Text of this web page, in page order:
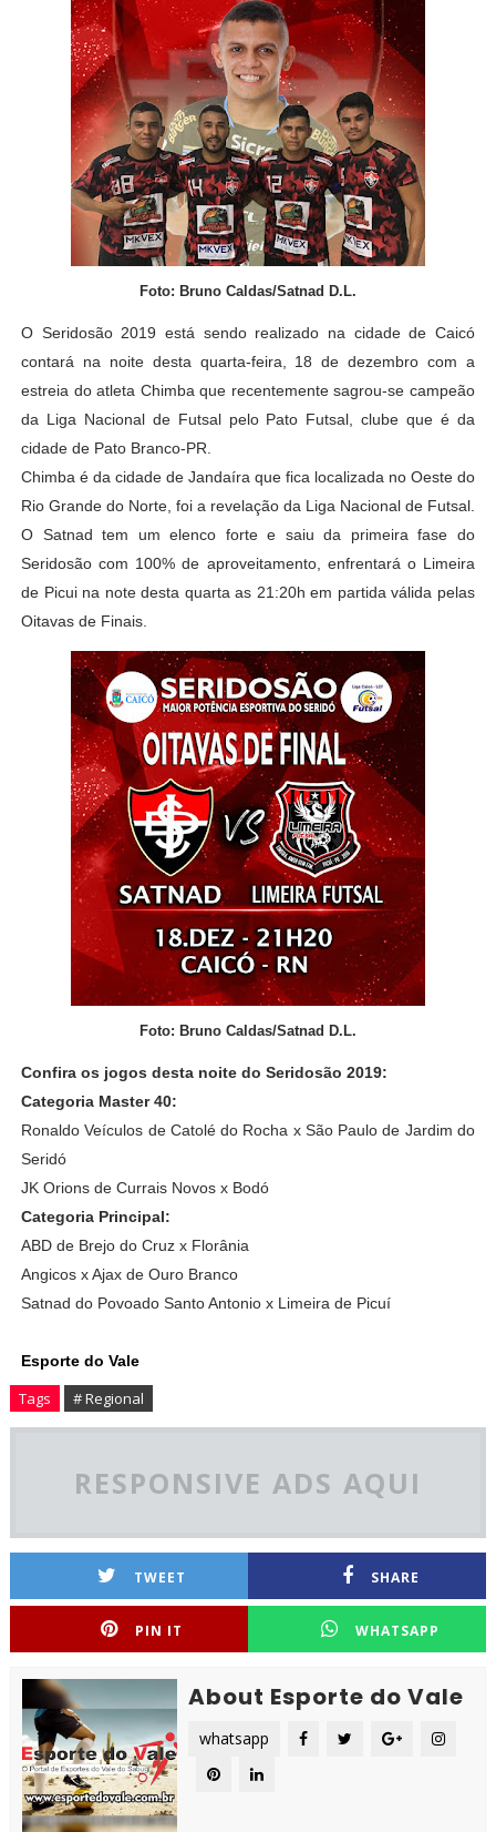
Foto: Bruno Caldas/Satnad D.L.
O Seridosão 2019 está sendo realizado na cidade de Caicó
contará na noite desta quarta-feira, 18 de dezembro com a
estreia do atleta Chimba que recentemente sagrou-se campeão
da Liga Nacional de Futsal pelo Pato Futsal, clube que é da
cidade de Pato Branco-PR.
Chimba é da cidade de Jandaíra que fica localizada no Oeste do
Rio Grande do Norte, foi a revelação da Liga Nacional de Futsal.
O Satnad tem um elenco forte e saiu da primeira fase do
Seridosão com 100% de aproveitamento, enfrentará o Limeira
de Picui na note desta quarta as 21:20h em partida válida pelas
Oitavas de Finais.
Foto: Bruno Caldas/Satnad D.L.
Confira os jogos desta noite do Seridosão 2019:
Categoria Master 40:
Ronaldo Veículos de Catolé do Rocha x São Paulo de Jardim do
Seridó
JK Orions de Currais Novos x Bodó
Categoria Principal:
ABD de Brejo do Cruz x Florânia
Angicos x Ajax de Ouro Branco
Satnad do Povoado Santo Antonio x Limeira de Picuí
Esporte do Vale
Tags # Regional
RESPONSIVE ADS AQUI
TWEET SHARE
PIN IT WHATSAPP
About Esporte do Vale
whatsapp